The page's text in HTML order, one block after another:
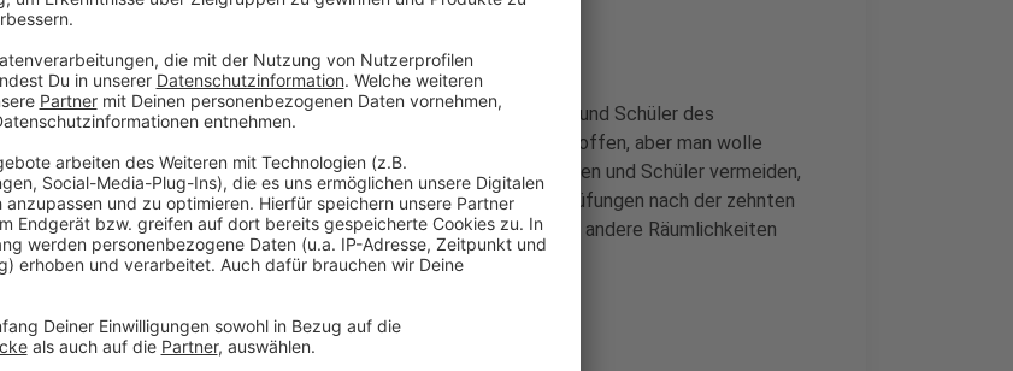
Anzeige
Heute (14. Mai 2025) entfällt der Unterricht für alle Schülerinnen und Schüler des
Schulzentrums. Das Gebäude der Hauptschule ist zwar nicht betroffen, aber man wolle
Gesundheitsgefahren im Umfeld der Brandruine für alle Schülerinnen und Schüler vermeiden,
heißt es von der Stadt. Abiprüfungen sowie zentrale Abschlussprüfungen nach der zehnten
Klasse könnten allerdings wie geplant stattfinden. Hierfür würden andere Räumlichkeiten
genutzt.